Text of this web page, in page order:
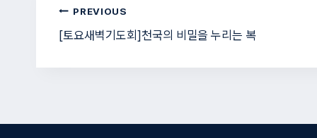
글
탐
색
PREVIOUS
[토요새벽기도회]천국의 비밀을 누리는 복